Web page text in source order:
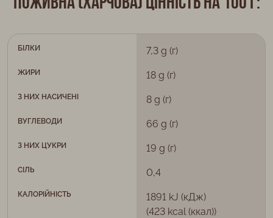
БІЛКИ 7,3 g (г)
ЖИРИ 18 g (г)
З НИХ НАСИЧЕНІ 8 g (г)
ВУГЛЕВОДИ 66 g (г)
З НИХ ЦУКРИ 19 g (г)
СІЛЬ 0,4
КАЛОРІЙНІСТЬ
1891 kJ (кДж)
(423 kcal (ккал))